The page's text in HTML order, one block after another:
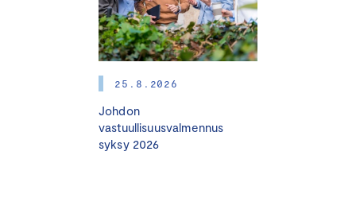
toteutetaan käytännössä. Siksi uskon vahvasti, että
Certified Human Leader -ohjelma vastaa tähän
tarpeeseen ja tarjoaa johtajille juuri ne valmiudet, joita he
— Mari Hakkarainen, palvelujohtaja, Keskuskauppakamari
Miksi osallistua?
25.8.2026
Johdon
vastuullisuusvalmennus
syksy 2026